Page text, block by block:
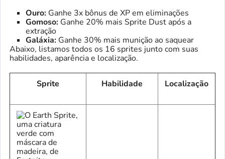
Ouro: Ganhe 3x bônus de XP em eliminações
Gomoso: Ganhe 20% mais Sprite Dust após a
extração
Galáxia: Ganhe 30% mais munição ao saquear
Abaixo, listamos todos os 16 sprites junto com suas
habilidades, aparência e localização.
Sprite Habilidade Localização